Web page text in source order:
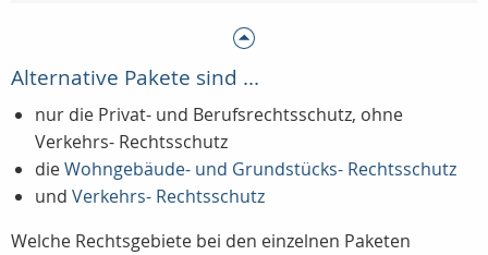
Alternative Pakete sind ...
nur die Privat- und Berufsrechtsschutz, ohne
Verkehrs- Rechtsschutz
dieWohngebäude- und Grundstücks- Rechtsschutz
und Verkehrs- Rechtsschutz
Welche Rechtsgebiete bei den einzelnen Paketen